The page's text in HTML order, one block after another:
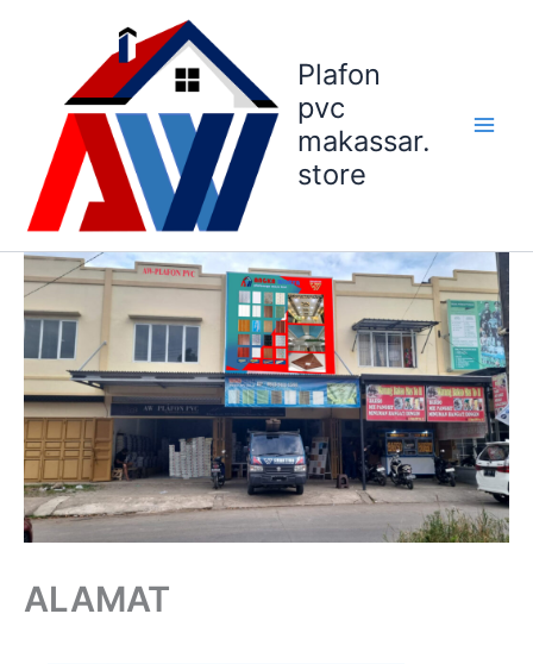
Plafon
pvc
makassar.
store
ALAMAT